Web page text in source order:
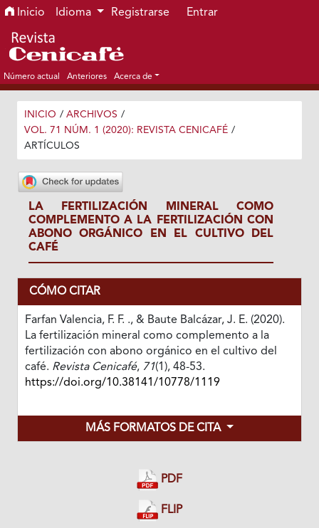
Ir al menú de navegación principal
Ir al contenido principal
Ir al pie de página del sitio
Inicio Idioma Registrarse Entrar
Número actual Anteriores Acerca de
INICIO / ARCHIVOS /
VOL. 71 NÚM. 1 (2020): REVISTA CENICAFÉ /
ARTÍCULOS
LA FERTILIZACIÓN MINERAL COMO
COMPLEMENTO A LA FERTILIZACIÓN CON
ABONO ORGÁNICO EN EL CULTIVO DEL
CAFÉ
CÓMO CITAR
Farfan Valencia, F. F. ., & Baute Balcázar, J. E. (2020).
La fertilización mineral como complemento a la
fertilización con abono orgánico en el cultivo del
café. Revista Cenicafé, 71(1), 48-53.
https://doi.org/10.38141/10778/1119
MÁS FORMATOS DE CITA
PDF
FLIP